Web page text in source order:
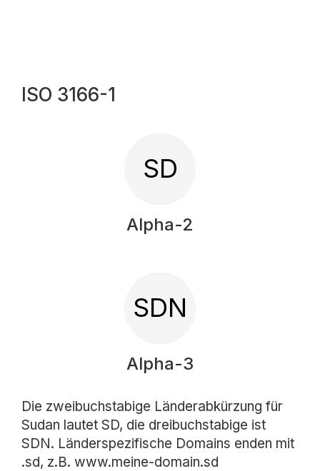
ISO 3166-1
SD
Alpha-2
SDN
Alpha-3
Die zweibuchstabige Länderabkürzung für
Sudan lautet SD, die dreibuchstabige ist
SDN. Länderspezifische Domains enden mit
.sd, z.B. www.meine-domain.sd